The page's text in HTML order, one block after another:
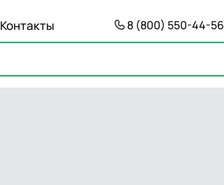
Контакты 8 (800) 550-44-56